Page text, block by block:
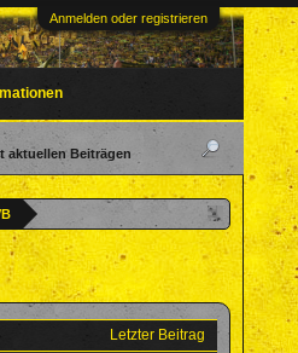
Anmelden oder registrieren
Letzter Beitrag
aktuellen Beiträgen